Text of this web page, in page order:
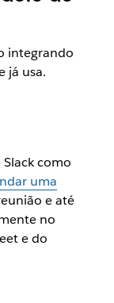
integrando
já usa.
como
uma
e até
no
e do